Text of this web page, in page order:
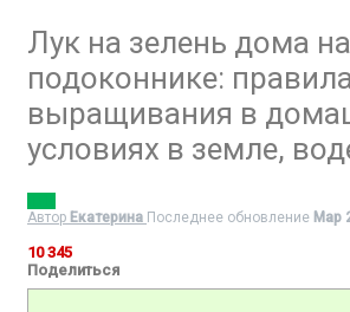
Лук на зелень дома на
подоконнике:
выращивания в
условиях в земле,
Автор Екатерина Последнее обновление Мар
10 345
Поделиться